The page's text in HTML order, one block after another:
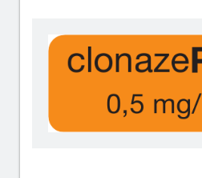
Opiate/Opioide (hellblau)
Lokalanästhetika (grau)